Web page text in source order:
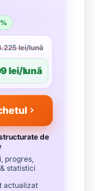
lei/lună
lei/lună
de
progres,
statistici
actualizat